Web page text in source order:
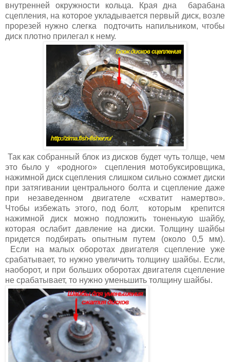
внутренней окружности кольца. Края дна барабана
сцепления, на которое укладывается первый диск, возле
прорезей нужно слегка подточить напильником, чтобы
диск плотно прилегал к нему.
Так как собранный блок из дисков будет чуть толще, чем
это было у «родного» сцепления мотобуксировщика,
нажимной диск сцепления слишком сильно сожмет диски
при затягивании центрального болта и сцепление даже
при незаведенном двигателе «схватит намертво».
Чтобы избежать этого, под болт, которым крепится
нажимной диск можно подложить тоненькую шайбу,
которая ослабит давление на диски. Толщину шайбы
придется подбирать опытным путем (около 0,5 мм).
Если на малых оборотах двигателя сцепление уже
срабатывает, то нужно увеличить толщину шайбы. Если,
наоборот, и при больших оборотах двигателя сцепление
не срабатывает, то нужно уменьшить толщину шайбы.